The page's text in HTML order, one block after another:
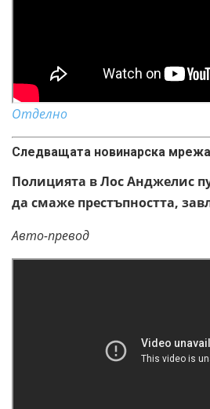
Отделно
Следващата новинарска мрежа
Полицията в Лос Анджелис
да смаже престъпността,
Авто-превод